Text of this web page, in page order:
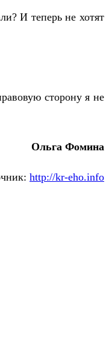
И теперь не хотят
сторону я не
Ольга Фомина
http://kr-eho.info